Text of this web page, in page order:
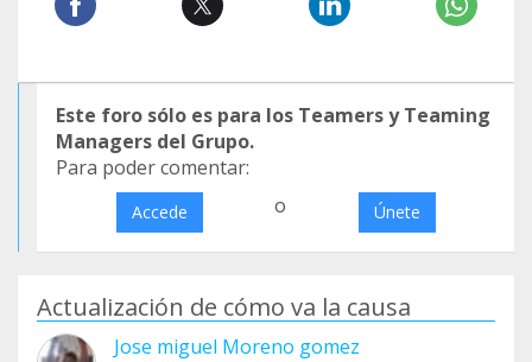
Este foro sólo es para los Teamers y Teaming
Managers del Grupo.
Para poder comentar:
Accede o Únete
Actualización de cómo va la causa
Jose miguel Moreno gomez